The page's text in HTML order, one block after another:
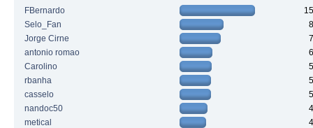
FBernardo
Selo_Fan
Jorge Cirne
antonio romao
Carolino
rbanha
casselo
nandoc50
metical